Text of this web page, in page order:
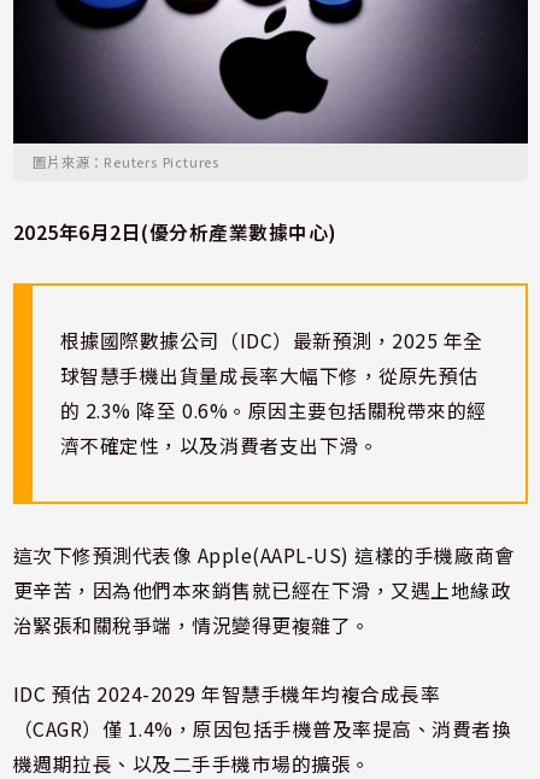
圖片來源：Reuters Pictures
2025年6月2日(優分析產業數據中心)
根據國際數據公司（IDC）最新預測，2025 年全
球智慧手機出貨量成長率大幅下修，從原先預估
的 2.3% 降至 0.6%。原因主要包括關稅帶來的經
濟不確定性，以及消費者支出下滑。
這次下修預測代表像 Apple(AAPL-US) 這樣的手機廠商會
更辛苦，因為他們本來銷售就已經在下滑，又遇上地緣政
治緊張和關稅爭端，情況變得更複雜了。
IDC 預估 2024-2029 年智慧手機年均複合成長率
（CAGR）僅 1.4%，原因包括手機普及率提高、消費者換
機週期拉長、以及二手手機市場的擴張。